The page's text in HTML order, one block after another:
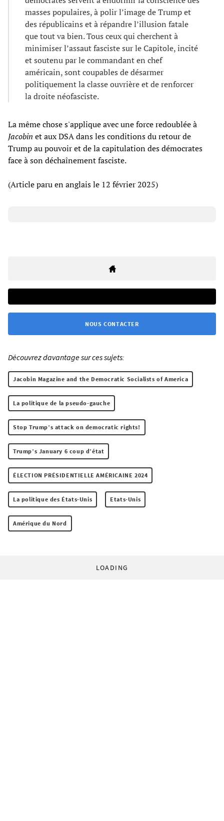
masses populaires, à polir l’image de Trump et
des républicains et à répandre l’illusion fatale
que tout va bien. Tous ceux qui cherchent à
minimiser l’assaut fasciste sur le Capitole, incité
et soutenu par le commandant en chef
américain, sont coupables de désarmer
politiquement la classe ouvrière et de renforcer
la droite néofasciste.
La même chose s'applique avec une force redoublée à
Jacobin et aux DSA dans les conditions du retour de
Trump au pouvoir et de la capitulation des démocrates
face à son déchaînement fasciste.
(Article paru en anglais le 12 février 2025)
NOUS CONTACTER
Découvrez davantage sur ces sujets:
Jacobin Magazine and the Democratic Socialists of America
La politique de la pseudo-gauche
Stop Trump’s attack on democratic rights!
Trump’s January 6 coup d’état
ÉLECTION PRÉSIDENTIELLE AMÉRICAINE 2024
La politique des États-Unis Etats-Unis
Amérique du Nord
LOADING